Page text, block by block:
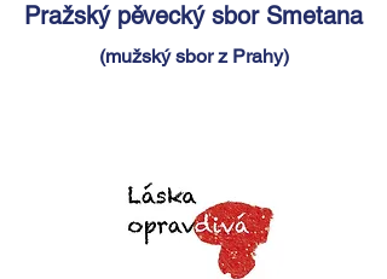
Pražský pěvecký sbor Smetana
(mužský sbor z Prahy)